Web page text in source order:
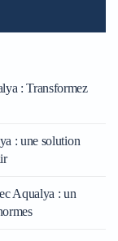
: Transformez
: une solution
Aqualya : un